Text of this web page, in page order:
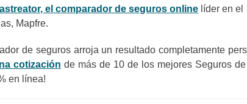
el comparador de seguros online líder en
Mapfre.
de seguros arroja un resultado completamente
cotización de más de 10 de los mejores Seguros
en línea!